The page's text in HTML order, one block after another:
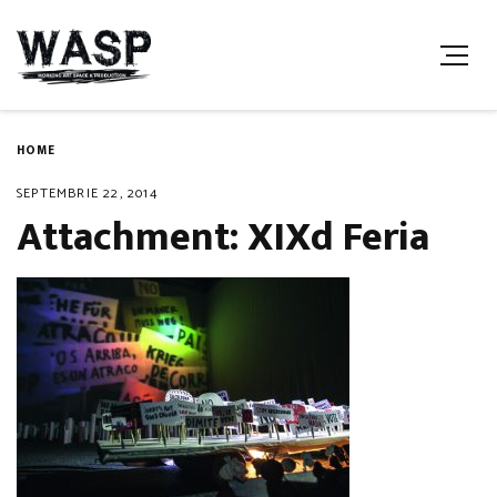
HOME
SEPTEMBRIE 22, 2014
Attachment: XIXd Feria